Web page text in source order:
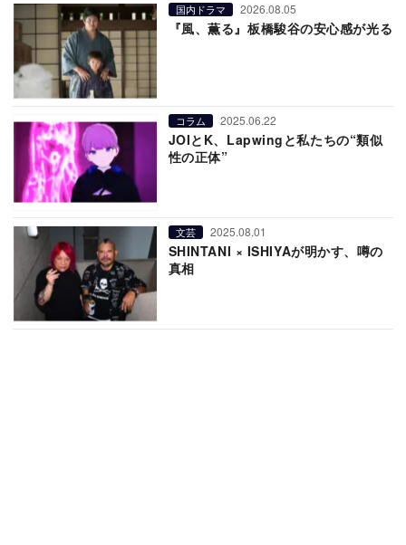
国内ドラマ 2026.08.05
『風、薫る』板橋駿谷の安心感が光る
コラム 2025.06.22
JOIとK、Lapwingと私たちの“類似
性の正体”
文芸 2025.08.01
SHINTANI × ISHIYAが明かす、噂の
真相